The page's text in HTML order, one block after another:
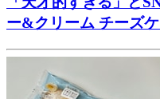
ー&クリーム チーズ